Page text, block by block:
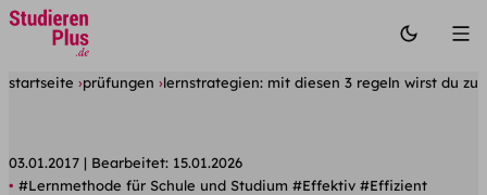
startseite prüfungen lernstrategien: mit diesen 3 regeln wirst du
03.01.2017 Bearbeitet: 15.01.2026
#Lernmethode für Schule und Studium #Effektiv #Effizient